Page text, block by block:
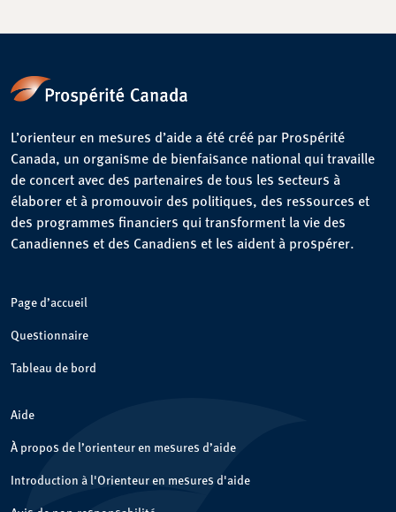
L’orienteur en mesures d’aide a été créé par Prospérité
Canada, un organisme de bienfaisance national qui travaille
de concert avec des partenaires de tous les secteurs à
élaborer et à promouvoir des politiques, des ressources et
des programmes financiers qui transforment la vie des
Canadiennes et des Canadiens et les aident à prospérer.
Page d’accueil
Questionnaire
Tableau de bord
Aide
À propos de l’orienteur en mesures d’aide
Introduction à l'Orienteur en mesures d'aide